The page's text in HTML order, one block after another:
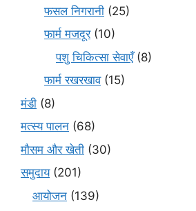
फसल निगरानी (25)
फार्म मजदूर(10)
पशु चिकित्सा सेवाएँ(8)
फार्म रखरखाव(15)
मंडी (8)
मत्स्य पालन (68)
मौसम और खेती (30)
समुदाय(201)
आयोजन (139)